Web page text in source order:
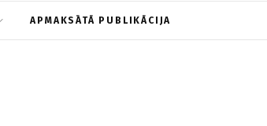
APMAKSĀTĀ PUBLIKĀCIJA